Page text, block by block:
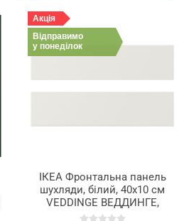
Акція
Відправимо
у понеділок
ІКЕА Фронтальна панель
шухляди, білий, 40x10 см
VEDDINGE ВЕДДИНГЕ,
502.054.38